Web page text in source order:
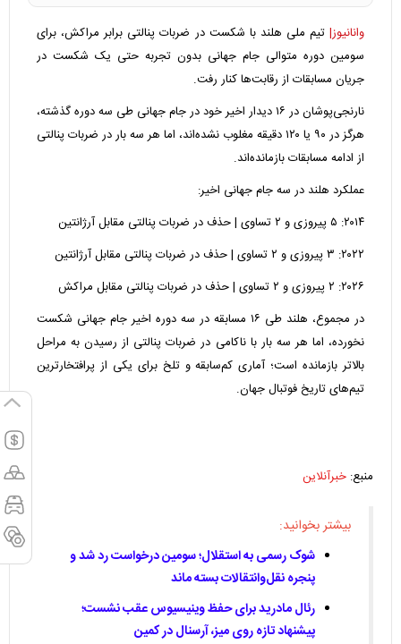
وانانیوز| تیم ملی هلند با شکست در ضربات پنالتی برابر مراکش، برای
سومین دوره متوالی جام جهانی بدون تجربه حتی یک شکست در
جریان مسابقات از رقابت‌ها کنار رفت.
نارنجی‌پوشان در ۱۶ دیدار اخیر خود در جام جهانی طی سه دوره گذشته،
هرگز در ۹۰ یا ۱۲۰ دقیقه مغلوب نشده‌اند، اما هر سه بار در ضربات پنالتی
از ادامه مسابقات بازمانده‌اند.
عملکرد هلند در سه جام جهانی اخیر:
۲۰۱۴: ۵ پیروزی و ۲ تساوی | حذف در ضربات پنالتی مقابل آرژانتین
۲۰۲۲: ۳ پیروزی و ۲ تساوی | حذف در ضربات پنالتی مقابل آرژانتین
۲۰۲۶: ۲ پیروزی و ۲ تساوی | حذف در ضربات پنالتی مقابل مراکش
در مجموع، هلند طی ۱۶ مسابقه در سه دوره اخیر جام جهانی شکست
نخورده، اما هر سه بار با ناکامی در ضربات پنالتی از رسیدن به مراحل
بالاتر بازمانده است؛ آماری کم‌سابقه و تلخ برای یکی از پرافتخارترین
تیم‌های تاریخ فوتبال جهان.
منبع: خبرآنلاین
بیشتر بخوانید:
شوک رسمی به استقلال؛ سومین درخواست رد شد و
پنجره نقل‌وانتقالات بسته ماند
رئال مادرید برای حفظ وینیسیوس عقب نشست؛
پیشنهاد تازه روی میز، آرسنال در کمین